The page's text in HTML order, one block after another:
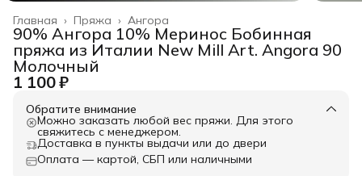
Ангора
Пряжа ›
Главная ›
90% Ангора 10% Меринос Бобинная
пряжа из Италии New Mill Art. Angora 90
Молочный
1 100 ₽
Обратите внимание
Можно заказать любой вес пряжи. Для этого
свяжитесь с менеджером.
Доставка в пункты выдачи или до двери
Оплата — картой, СБП или наличными